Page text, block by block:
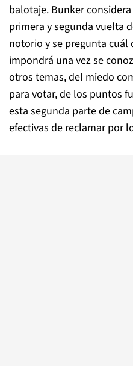
balotaje. Bunker
primera y segunda vuelta
notorio y se pregunta cuál
impondrá una vez se
otros temas, del miedo
para votar, de los puntos
esta segunda parte de
efectivas de reclamar por